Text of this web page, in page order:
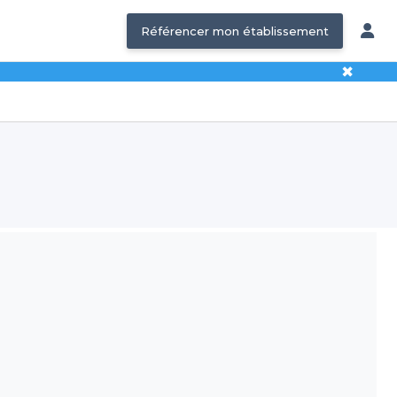
Référencer mon établissement
✖